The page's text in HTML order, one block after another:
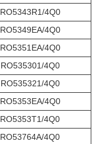
RO5343R1/4Q0
RO5349EA/4Q0
RO5351EA/4Q0
RO535301/4Q0
RO535321/4Q0
RO5353EA/4Q0
RO5353T1/4Q0
RO53764A/4Q0